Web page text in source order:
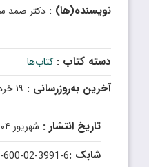
نویسنده(ها) : دکتر صمد
دسته کتاب : کتاب‌ها
آخرین به‌روزرسانی : ۱۹ خرداد ۱۴۰۵
تاریخ انتشار : شهریور ۱۴۰۴
شابک :600-02-3991-6